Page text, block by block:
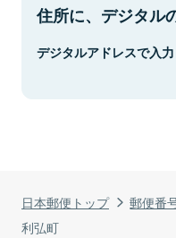
日本郵便トップ 郵便番
利弘町
住所に、デジタル
デジタルアドレスで入力